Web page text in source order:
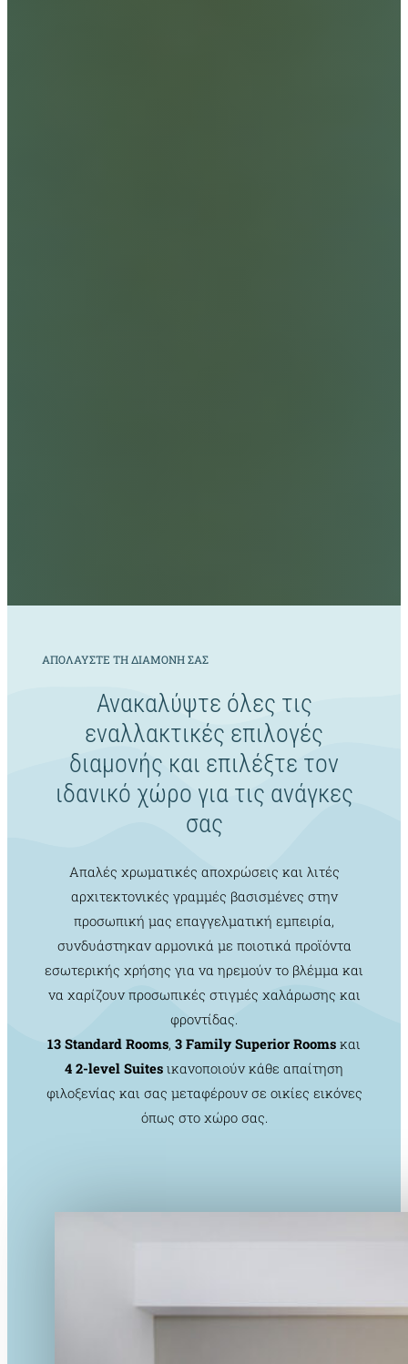
ΑΠΟΛΑΥΣΤΕ ΤΗ ΔΙΑΜΟΝΗ ΣΑΣ
Ανακαλύψτε όλες τις
εναλλακτικές επιλογές
διαμονής και επιλέξτε τον
ιδανικό χώρο για τις ανάγκες
σας
Απαλές χρωματικές αποχρώσεις και λιτές
αρχιτεκτονικές γραμμές βασισμένες στην
προσωπική μας επαγγελματική εμπειρία,
συνδυάστηκαν αρμονικά με ποιοτικά προϊόντα
εσωτερικής χρήσης για να ηρεμούν το βλέμμα και
να χαρίζουν προσωπικές στιγμές χαλάρωσης και
φροντίδας.
13 Standard Rooms, 3 Family Superior Rooms και
4 2-level Suites ικανοποιούν κάθε απαίτηση
φιλοξενίας και σας μεταφέρουν σε οικίες εικόνες
όπως στο χώρο σας.